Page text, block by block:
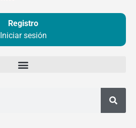
Registro
Iniciar sesión